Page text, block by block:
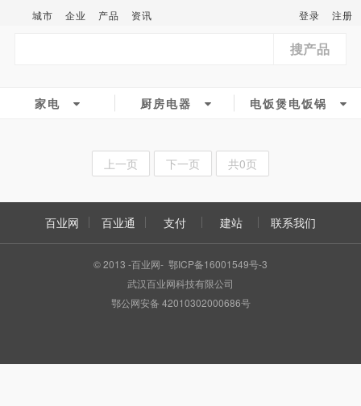
城市 企业 产品 资讯 登录 注册
搜产品
家电 厨房电器 电饭煲电饭锅
上一页 下一页 共0页
百业网 百业通 支付 建站 联系我们
© 2013 -百业网- 鄂ICP备16001549号-3
武汉百业网科技有限公司
鄂公网安备 42010302000686号